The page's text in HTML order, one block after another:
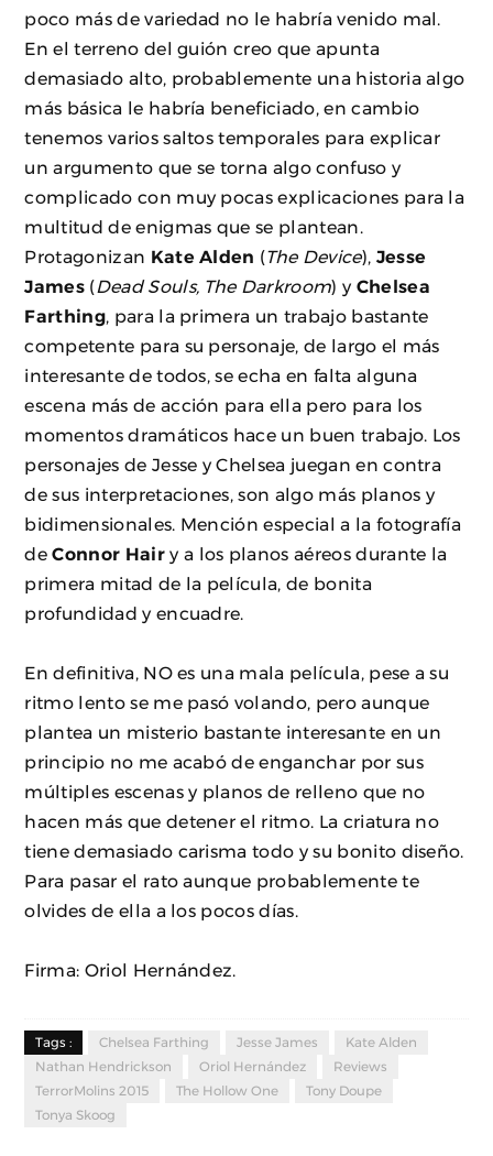
poco más de variedad no le habría venido mal.
En el terreno del guión creo que apunta
demasiado alto, probablemente una historia algo
más básica le habría beneficiado, en cambio
tenemos varios saltos temporales para explicar
un argumento que se torna algo confuso y
complicado con muy pocas explicaciones para la
multitud de enigmas que se plantean.
Protagonizan Kate Alden (The Device), Jesse
James (Dead Souls, The Darkroom) y Chelsea
Farthing, para la primera un trabajo bastante
competente para su personaje, de largo el más
interesante de todos, se echa en falta alguna
escena más de acción para ella pero para los
momentos dramáticos hace un buen trabajo. Los
personajes de Jesse y Chelsea juegan en contra
de sus interpretaciones, son algo más planos y
bidimensionales. Mención especial a la fotografía
deConnor Hairy a los planos aéreos durante la
primera mitad de la película, de bonita
profundidad y encuadre.
En definitiva, NO es una mala película, pese a su
ritmo lento se me pasó volando, pero aunque
plantea un misterio bastante interesante en un
principio no me acabó de enganchar por sus
múltiples escenas y planos de relleno que no
hacen más que detener el ritmo. La criatura no
tiene demasiado carisma todo y su bonito diseño.
Para pasar el rato aunque probablemente te
olvides de ella a los pocos días.
Firma: Oriol Hernández.
Tags : Chelsea Farthing Jesse James
Kate Alden
Nathan Hendrickson
Oriol Hernández
Reviews
TerrorMolins 2015
The Hollow One
Tony Doupe
Tonya Skoog